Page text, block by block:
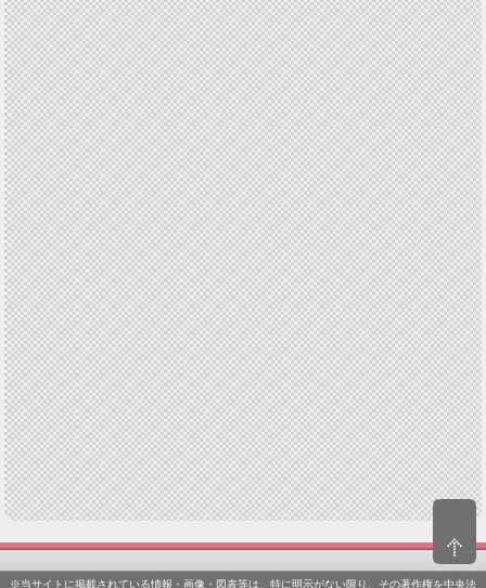
※当サイトに掲載されている情報・画像・図表等は、特に明示がない限り、その著作権を中央法